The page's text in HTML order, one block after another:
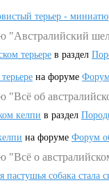
терьер -
"Австралийский
терьере в раздел
на форуме
"Всё об
келпи в раздел
на форуме Форум
"Всё о
пастушья собака